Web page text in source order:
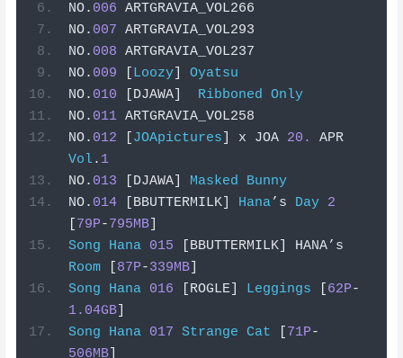
NO. 006 ARTGRAVIA_VOL266
NO. 007 ARTGRAVIA_VOL293
NO. 008 ARTGRAVIA_VOL237
NO. 009 Loozy]
Oyatsu
NO. 010 DJAWA] Ribboned Only
NO. 011 ARTGRAVIA_VOL258
NO. 012 JOApictures x JOA 20.
APR
Vol. 1
NO. 013 DJAWA] Masked
Bunny
NO. 014 BBUTTERMILK] Hana’ s Day
2
79P-795MB]
Song
Hana 015 BBUTTERMILK] HANA’
Room
87P-339MB]
Song
Hana 016 ROGLE] Leggings 62P-
1.04GB]
Song
Hana 017 Strange Cat 71P-
506MB]